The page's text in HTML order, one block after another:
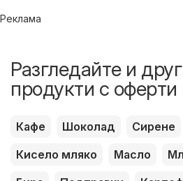
Реклама
Разгледайте и
продукти с оферти
Кафе Шоколад Сирене
Кисело мляко
Масло